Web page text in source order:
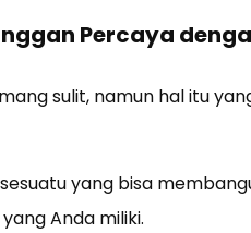
Percaya
sulit, namun hal itu
yang bisa
Anda miliki.